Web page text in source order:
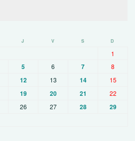
J V S D
1
5 6 7
8
12 13 14 15
19 20 21
22
26 27 28 29